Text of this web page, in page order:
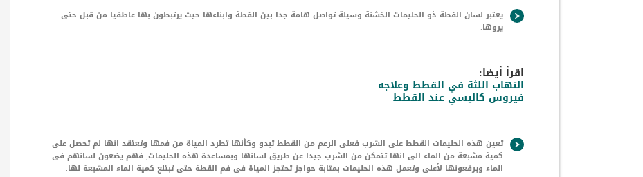
يعتبر لسان القطة ذو الحليمات الخشنة وسيلة تواصل هامة جدا بين القطة وابناءها حيث يرتبطون بها عاطفيا من قبل حتى
يروها.
اقرأ أيضا:
التهاب اللثة في القطط وعلاجه
فيروس كاليسي عند القطط
تعين هذه الحليمات القطط على الشرب فعلى الرعم من القطط تبدو وكأنها تطرد المياة من فمها وتعتقد انها لم تحصل على
كمية مشبعة من الماء الى انها تتمكن من الشرب جيدا عن طريق لسانها وبمساعدة هذه الحليمات, فهم يضعون لسانهم فى
الماء ويرفعونها لأعلى وتعمل هذه الحليمات بمثابة حواجز تحتجز المياة فى فم القطة حتى تبتلع كمية الماء المشبعة لها.